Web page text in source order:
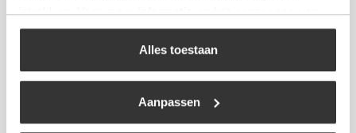
intrekken. Voor meer informatie en het aanpassen van
uw keuze op onze website verwijzen wij u naar ons
Alles toestaan
Aanpassen